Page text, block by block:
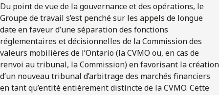
Du point de vue de la gouvernance et des opérations, le
Groupe de travail s’est penché sur les appels de longue
date en faveur d’une séparation des fonctions
réglementaires et décisionnelles de la Commission des
valeurs mobilières de l’Ontario (la CVMO ou, en cas de
renvoi au tribunal, la Commission) en favorisant la création
d’un nouveau tribunal d’arbitrage des marchés financiers
en tant qu’entité entièrement distincte de la CVMO. Cette